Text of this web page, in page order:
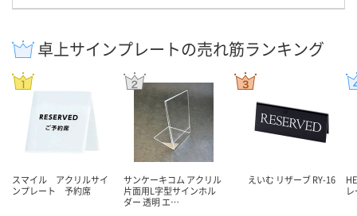
卓上サインプレートの売れ筋ランキング
スマイル アクリルサイ
ンプレート 予約席
サンケーキコム アクリル
片面用L字型サインホル
ダー 透明 エ…
えいむ リザーブ RY-16